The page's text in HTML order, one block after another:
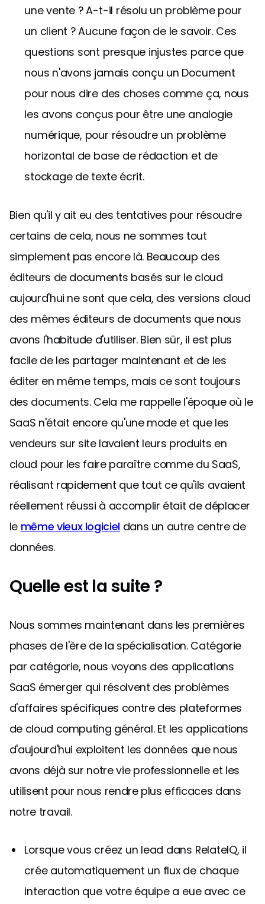
une vente ? A-t-il résolu un problème pour
un client ? Aucune façon de le savoir. Ces
questions sont presque injustes parce que
nous n'avons jamais conçu un Document
pour nous dire des choses comme ça, nous
les avons conçus pour être une analogie
numérique, pour résoudre un problème
horizontal de base de rédaction et de
stockage de texte écrit.
Bien qu'il y ait eu des tentatives pour résoudre
certains de cela, nous ne sommes tout
simplement pas encore là. Beaucoup des
éditeurs de documents basés sur le cloud
aujourd'hui ne sont que cela, des versions cloud
des mêmes éditeurs de documents que nous
avons l'habitude d'utiliser. Bien sûr, il est plus
facile de les partager maintenant et de les
éditer en même temps, mais ce sont toujours
des documents. Cela me rappelle l'époque où le
SaaS n'était encore qu'une mode et que les
vendeurs sur site lavaient leurs produits en
cloud pour les faire paraître comme du SaaS,
réalisant rapidement que tout ce qu'ils avaient
réellement réussi à accomplir était de déplacer
le même vieux logiciel dans un autre centre de
données.
Quelle est la suite ?
Nous sommes maintenant dans les premières
phases de l'ère de la spécialisation. Catégorie
par catégorie, nous voyons des applications
SaaS émerger qui résolvent des problèmes
d'affaires spécifiques contre des plateformes
de cloud computing général. Et les applications
d'aujourd'hui exploitent les données que nous
avons déjà sur notre vie professionnelle et les
utilisent pour nous rendre plus efficaces dans
notre travail.
Lorsque vous créez un lead dans RelateIQ, il
crée automatiquement un flux de chaque
interaction que votre équipe a eue avec ce